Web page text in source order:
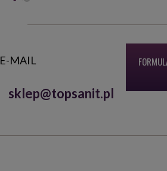
E-MAIL
sklep@topsanit.pl